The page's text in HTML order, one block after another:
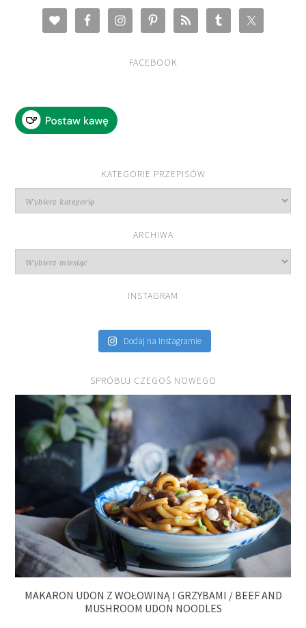
FACEBOOK
KATEGORIE PRZEPISÓW
przepisów
ARCHIWA
INSTAGRAM
Dodaj na Instagramie
SPRÓBUJ CZEGOŚ NOWEGO
MAKARON UDON Z WOŁOWINĄ I GRZYBAMI / BEEF AND
MUSHROOM UDON NOODLES